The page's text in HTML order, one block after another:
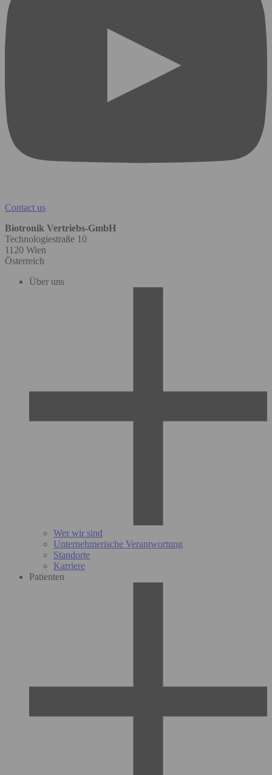
Contact us
Biotronik Vertriebs-GmbH
Technologiestraße 10
1120 Wien
Österreich
Über uns
Wer wir sind
Unternehmerische Verantwortung
Standorte
Karriere
Patienten